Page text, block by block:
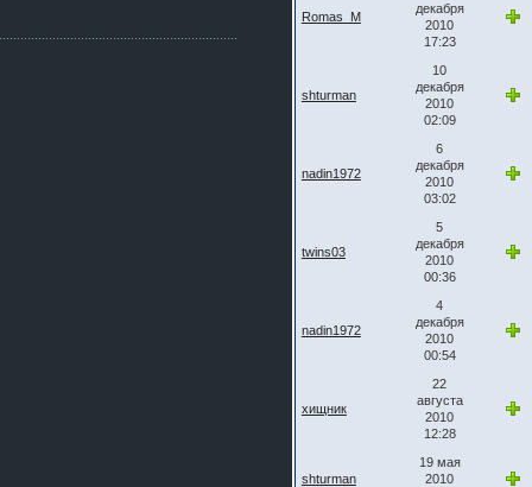
Romas_M
декабря
2010
17:23
shturman
10
декабря
2010
02:09
nadin1972
6
декабря
2010
03:02
twins03
5
декабря
2010
00:36
nadin1972
4
декабря
2010
00:54
хищник
22
августа
2010
12:28
shturman
19 мая
2010